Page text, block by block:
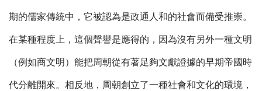
期的儒家傳統中，它被認為是政通人和的社會而備受推崇。
在某種程度上，這個聲譽是應得的，因為沒有另外一種文明
（例如商文明）能把周朝從有著足夠文獻證據的早期帝國時
代分離開來。相反地，周朝創立了一種社會和文化的環境，